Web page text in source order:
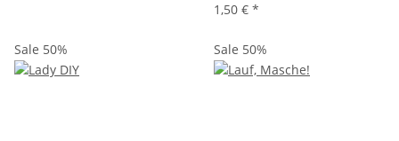
1,50 € *
Sale 50% Sale 50%